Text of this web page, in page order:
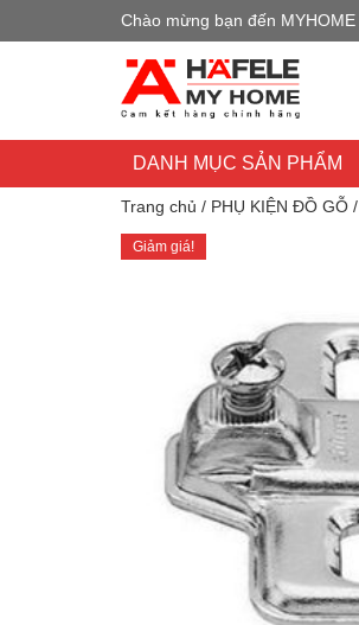
Chào mừng bạn đến MYHOME
DANH MỤC SẢN PHẨM
Trang chủ / PHỤ KIỆN ĐỒ GỖ /
Giảm giá!